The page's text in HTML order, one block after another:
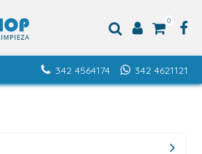
0
342 4621121
342 4564174